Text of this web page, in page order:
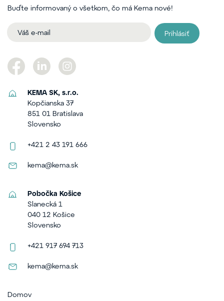
Buďte informovaný o všetkom, čo má Kema nové!
Prihlásiť
KEMA SK, s.r.o.
Kopčianska 37
851 01 Bratislava
Slovensko
+421 2 43 191 666
kema@kema.sk
Pobočka Košice
Slanecká 1
040 12 Košice
Slovensko
+421 917 694 713
kema@kema.sk
Domov